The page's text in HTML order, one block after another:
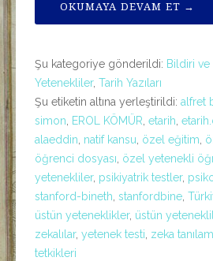
OKUMAYA DEVAM ET →
Şu kategoriye gönderildi: Bildiri ve
Yetenekliler, Tarih Yazıları
Şu etiketin altına yerleştirildi: alfret
simon
EROL KÖMÜR etarih
alaeddin natif kansu özel eğitim
öğrenci dosyası özel yetenekli
yetenekliler, psikiyatrik testler,
stanford-bineth stanfordbine
üstün yeteneklikler, üstün
zekalılar, yetenek testi zeka
tetkikleri